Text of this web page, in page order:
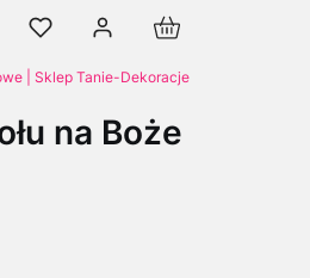
wyszukiwarkę Produkty w
| Sklep Tanie-Dekoracje
na Boże